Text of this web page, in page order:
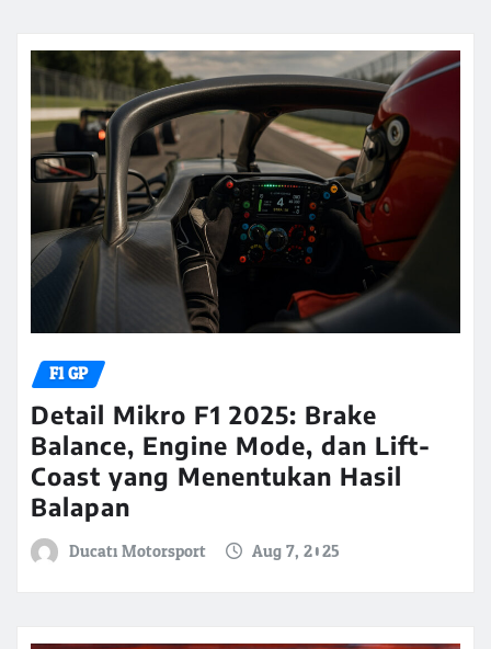
F1 GP
Detail Mikro F1 2025: Brake
Balance, Engine Mode, dan Lift-
Coast yang Menentukan Hasil
Balapan
Ducati Motorsport Aug 7, 2025